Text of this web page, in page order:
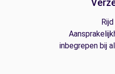
inbegrepen bij